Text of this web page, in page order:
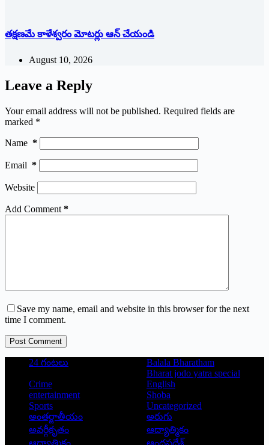
తక్షణమే కాళేశ్వరం మోటర్లు ఆన్‌ ‌చేయండి
August 10, 2026
Leave a Reply
Your email address will not be published. Required fields are
marked *
Name *
Email *
Website
Add Comment *
Save my name, email and website in this browser for the next
time I comment.
Post Comment
24 గంటలు
Balala Bharatham
Bharat jodo yatra special
Crime
English
entertainment
Shoba
Sports
Uncategorized
అంతర్జాతీయం
అరుగు
అవర్గీకృతం
ఆద్యాత్మికం
ఆధ్యాత్మికం
ఆంధ్రప్రదేశ్